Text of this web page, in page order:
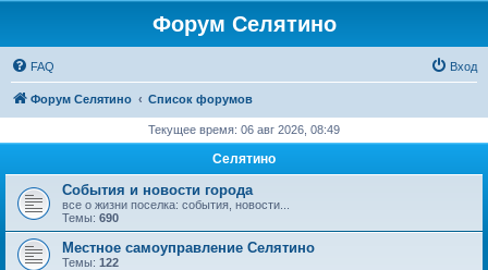
Форум Селятино
FAQ Вход
Форум Селятино Список форумов
Текущее время: 06 авг 2026, 08:49
Селятино
События и новости города
все о жизни поселка: события, новости...
Темы: 690
Местное самоуправление Селятино
Темы: 122